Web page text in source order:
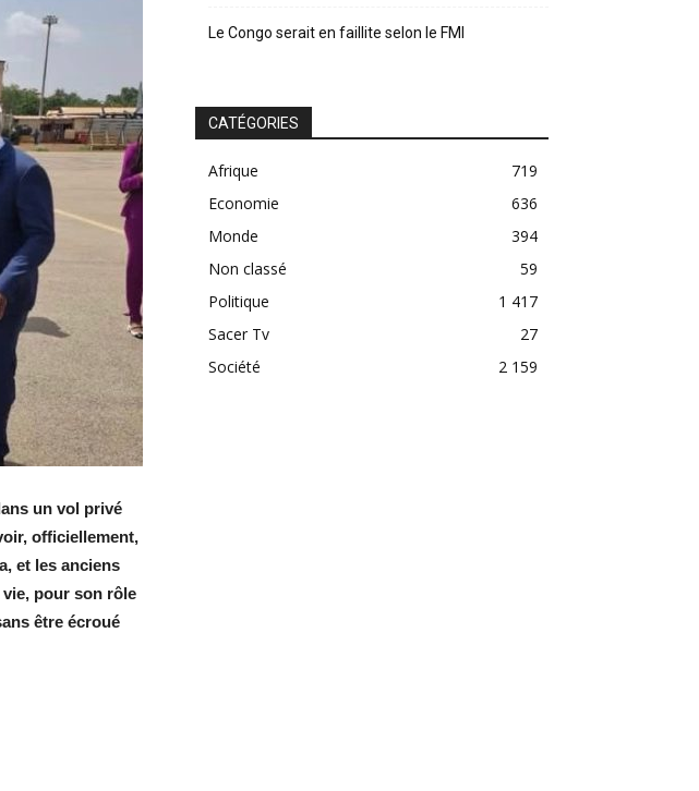
un vol privé
officiellement,
et les anciens
vie, pour son rôle
être écroué
Le Congo serait en faillite selon le FMI
CATÉGORIES
Afrique
719
Economie
636
Monde
394
Non classé
59
Politique
1 417
Sacer Tv
27
Société
2 159